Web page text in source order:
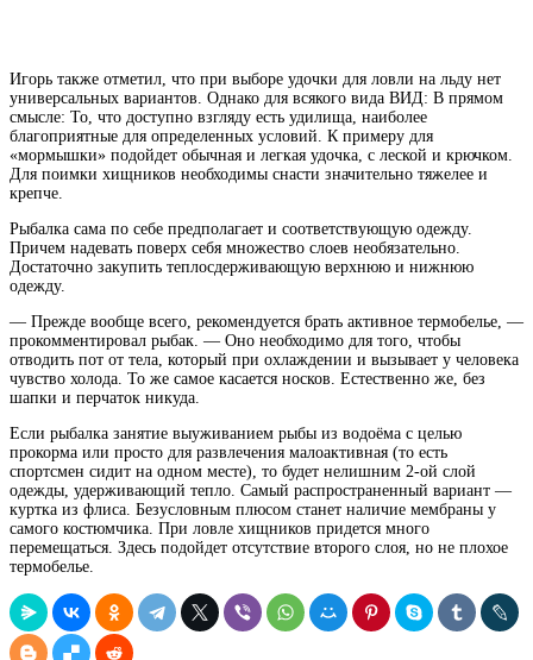
Игорь также отметил, что при выборе удочки для ловли на льду нет
универсальных вариантов. Однако для всякого вида ВИД: В прямом
смысле: То, что доступно взгляду есть удилища, наиболее
благоприятные для определенных условий. К примеру для
«мормышки» подойдет обычная и легкая удочка, с леской и крючком.
Для поимки хищников необходимы снасти значительно тяжелее и
крепче.
Рыбалка сама по себе предполагает и соответствующую одежду.
Причем надевать поверх себя множество слоев необязательно.
Достаточно закупить теплосдерживающую верхнюю и нижнюю
одежду.
— Прежде вообще всего, рекомендуется брать активное термобелье, —
прокомментировал рыбак. — Оно необходимо для того, чтобы
отводить пот от тела, который при охлаждении и вызывает у человека
чувство холода. То же самое касается носков. Естественно же, без
шапки и перчаток никуда.
Если рыбалка занятие выуживанием рыбы из водоёма с целью
прокорма или просто для развлечения малоактивная (то есть
спортсмен сидит на одном месте), то будет нелишним 2-ой слой
одежды, удерживающий тепло. Самый распространенный вариант —
куртка из флиса. Безусловным плюсом станет наличие мембраны у
самого костюмчика. При ловле хищников придется много
перемещаться. Здесь подойдет отсутствие второго слоя, но не плохое
термобелье.